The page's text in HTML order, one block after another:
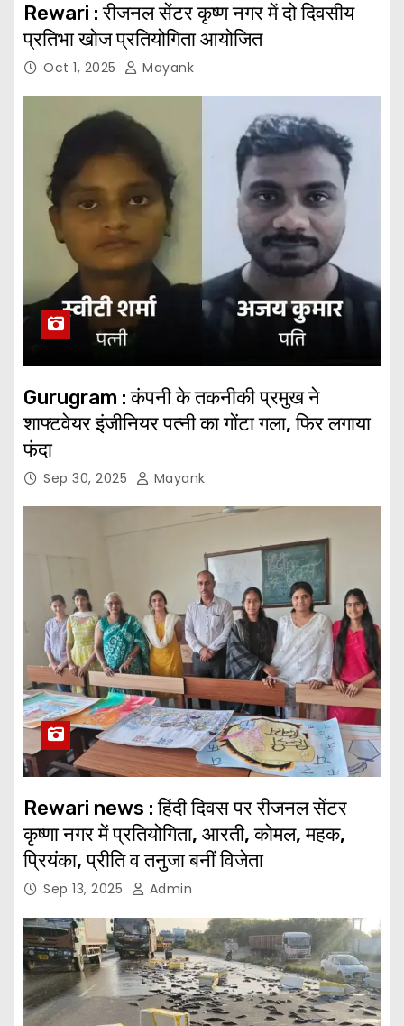
Rewari : रीजनल सेंटर कृष्ण नगर में दो दिवसीय
प्रतिभा खोज प्रतियोगिता आयोजित
Oct 1, 2025 Mayank
Gurugram : कंपनी के तकनीकी प्रमुख ने
शाफ्टवेयर इंजीनियर पत्नी का गोंटा गला, फिर लगाया
फंदा
Sep 30, 2025 Mayank
Rewari news : हिंदी दिवस पर रीजनल सेंटर
क‍ृष्णा नगर में प्रतियोगिता, आरती, कोमल, महक,
प्रियंका, प्रीति व तनुजा बनीं विजेता
Sep 13, 2025 Admin